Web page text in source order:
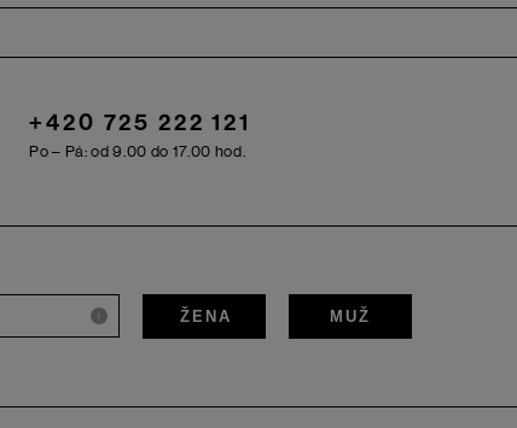
+420 725 222 121
Po – Pá: od 9.00 do 17.00 hod.
i ŽENA MUŽ